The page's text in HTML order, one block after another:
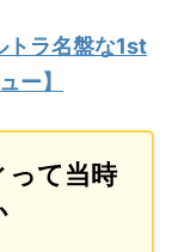
トラ名盤な1st
ー】
って当時